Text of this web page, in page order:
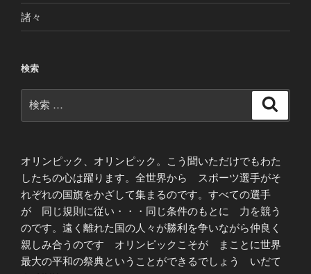
諸々
検索
索:
オリンピック、オリンピック。こう聞いただけでもわた
したちの心は躍ります。全世界から スポーツ選手がそ
れぞれの国旗をかざして集まるのです。すべての選手
が 同じ規則に従い・・・同じ条件のもとに 力を競う
のです。遠く離れた国の人々が勝利を争いながら仲良く
親しみ合うのです オリンピックこそが まことに世界
最大の平和の祭典ということができるでしょう いだて